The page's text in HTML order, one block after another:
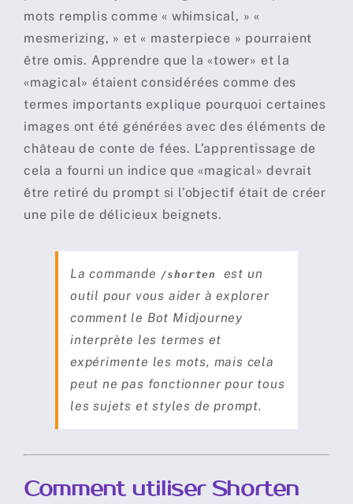
mots remplis comme « whimsical, » «
mesmerizing, » et « masterpiece » pourraient
être omis. Apprendre que la «tower» et la
«magical» étaient considérées comme des
termes importants explique pourquoi certaines
images ont été générées avec des éléments de
château de conte de fées. L’apprentissage de
cela a fourni un indice que «magical» devrait
être retiré du prompt si l’objectif était de créer
une pile de délicieux beignets.
La commande /shorten
est un
outil pour vous aider à explorer
comment le Bot Midjourney
interprète les termes et
expérimente les mots, mais cela
peut ne pas fonctionner pour tous
les sujets et styles de prompt.
Comment utiliser Shorten